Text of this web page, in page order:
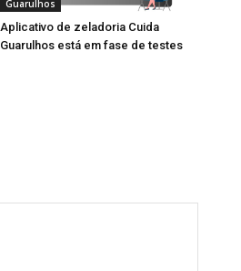
Guarulhos
Aplicativo de zeladoria Cuida
Guarulhos está em fase de testes